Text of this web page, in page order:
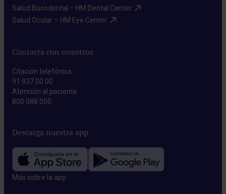
Salud Bucodental – HM Dental Center​
Salud Ocular – HM Eye Center​
Contacta con nosotros
Citación telefónica
91 937 00 00
Atención al paciente
800 088 050
Descarga nuestra app
Más sobre la app​